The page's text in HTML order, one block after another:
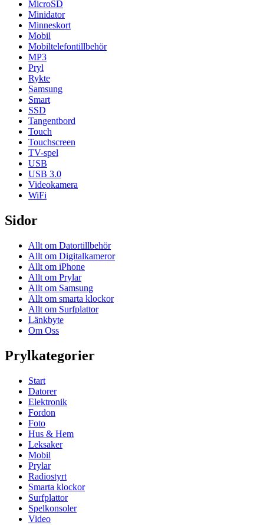
MicroSD
Minidator
Minneskort
Mobil
Mobiltelefontillbehör
MP3
Pryl
Rykte
Samsung
Smart
SSD
Tangentbord
Touch
Touchscreen
TV-spel
USB
USB 3.0
Videokamera
WiFi
Sidor
Allt om Datortillbehör
Allt om Digitalkameror
Allt om iPhone
Allt om Prylar
Allt om Samsung
Allt om smarta klockor
Allt om Surfplattor
Länkbyte
Om Oss
Prylkategorier
Start
Datorer
Elektronik
Fordon
Foto
Hus & Hem
Leksaker
Mobil
Prylar
Radiostyrt
Smarta klockor
Surfplattor
Spelkonsoler
Video